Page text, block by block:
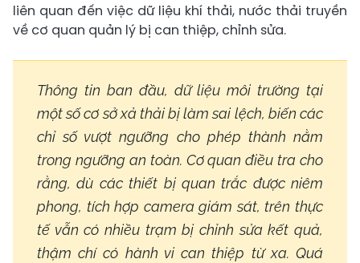
liên quan đến việc dữ liệu khí thải, nước thải truyền
về cơ quan quản lý bị can thiệp, chỉnh sửa.
Thông tin ban đầu, dữ liệu môi trường tại
một số cơ sở xả thải bị làm sai lệch, biến các
chỉ số vượt ngưỡng cho phép thành nằm
trong ngưỡng an toàn. Cơ quan điều tra cho
rằng, dù các thiết bị quan trắc được niêm
phong, tích hợp camera giám sát, trên thực
tế vẫn có nhiều trạm bị chỉnh sửa kết quả,
thậm chí có hành vi can thiệp từ xa. Quá